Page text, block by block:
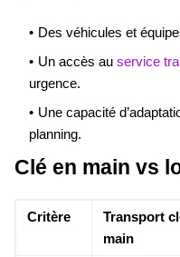
Des véhicules et
Un accès au service
urgence.
Une capacité
planning.
Clé en main vs
Critère
Transport
main